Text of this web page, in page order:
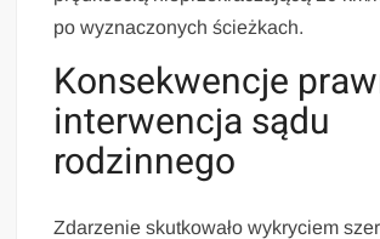
po wyznaczonych ścieżkach.
Konsekwencje
interwencja sądu
rodzinnego
Zdarzenie skutkowało wykryciem